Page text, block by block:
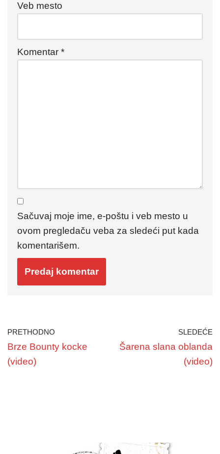
Veb mesto
Komentar *
Sačuvaj moje ime, e-poštu i veb mesto u
ovom pregledaču veba za sledeći put kada
komentarišem.
PRETHODNO
Brze Bounty kocke
(video)
SLEDEĆE
Šarena slana oblanda
(video)